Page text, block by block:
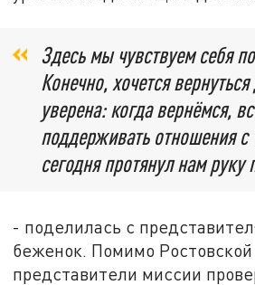
Здесь мы чувствуем себя
Конечно, хочется
уверена: когда вернёмся,
поддерживать отношения с
сегодня протянул нам
- поделилась с
беженок. Помимо Ростовской
представители миссии